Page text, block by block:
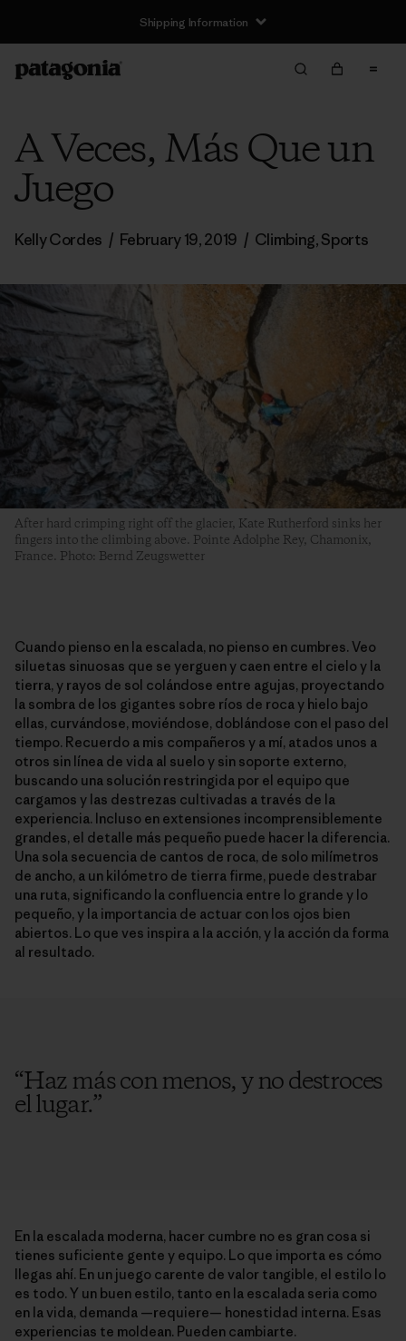
Shipping Information
A Veces, Más Que un
Juego
Kelly Cordes / February 19, 2019 / Climbing,Sports
After hard crimping right off the glacier, Kate Rutherford sinks her
fingers into the climbing above. Pointe Adolphe Rey, Chamonix,
France. Photo: Bernd Zeugswetter
Cuando pienso en la escalada, no pienso en cumbres. Veo
siluetas sinuosas que se yerguen y caen entre el cielo y la
tierra, y rayos de sol colándose entre agujas, proyectando
la sombra de los gigantes sobre ríos de roca y hielo bajo
ellas, curvándose, moviéndose, doblándose con el paso del
tiempo. Recuerdo a mis compañeros y a mí, atados unos a
otros sin línea de vida al suelo y sin soporte externo,
buscando una solución restringida por el equipo que
cargamos y las destrezas cultivadas a través de la
experiencia. Incluso en extensiones incomprensiblemente
grandes, el detalle más pequeño puede hacer la diferencia.
Una sola secuencia de cantos de roca, de solo milímetros
de ancho, a un kilómetro de tierra firme, puede destrabar
una ruta, significando la confluencia entre lo grande y lo
pequeño, y la importancia de actuar con los ojos bien
abiertos. Lo que ves inspira a la acción, y la acción da forma
al resultado.
“Haz más con menos, y no destroces
el lugar.”
En la escalada moderna, hacer cumbre no es gran cosa si
tienes suficiente gente y equipo. Lo que importa es cómo
llegas ahí. En un juego carente de valor tangible, el estilo lo
es todo. Y un buen estilo, tanto en la escalada seria como
en la vida, demanda —requiere— honestidad interna. Esas
experiencias te moldean. Pueden cambiarte.